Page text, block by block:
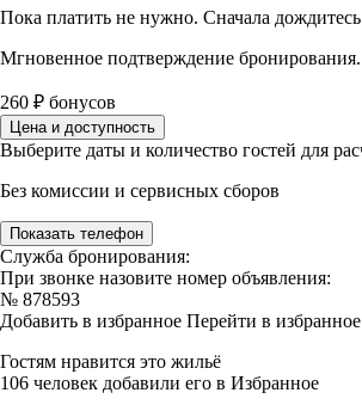
Пока платить не нужно. Сначала
Мгновенное подтверждение
260 ₽ бонусов
Цена и доступность
Выберите даты и количество гостей для
Без комиссии и сервисных сборов
Показать телефон
Служба бронирования:
При звонке назовите номер объявления:
№ 878593
Добавить в избранное Перейти в избранное
Гостям нравится это жильё
106 человек добавили его в Избранное